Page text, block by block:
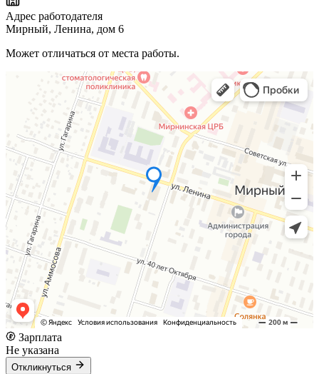
Адрес работодателя
Мирный, Ленина, дом 6
Может отличаться от места работы.
Зарплата
Не указана
Откликнуться